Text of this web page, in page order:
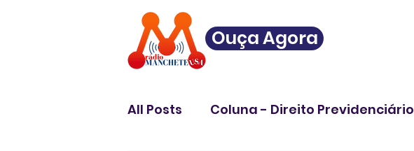
Ouça Agora
All Posts Coluna - Direito Previdenciário